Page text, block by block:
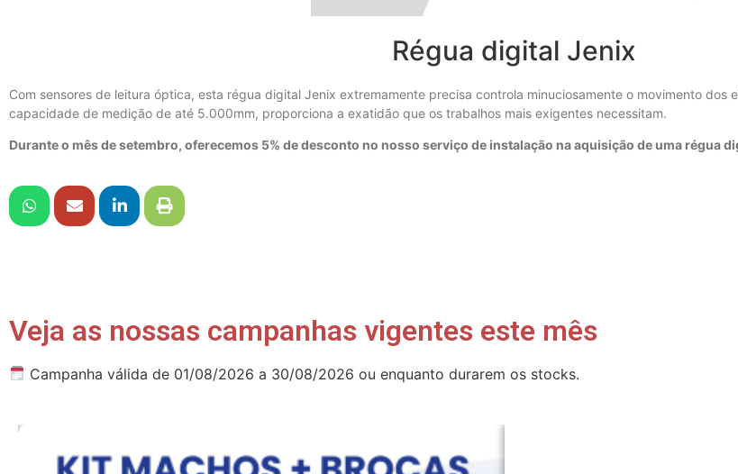
Régua digital Jenix
Com sensores de leitura óptica, esta régua digital Jenix extremamente precisa controla minuciosamente o movimento dos
capacidade de medição de até 5.000mm, proporciona a exatidão que os trabalhos mais exigentes necessitam.
Durante o mês de setembro, oferecemos 5% de desconto no nosso serviço de instalação na aquisição de uma régua
Veja as nossas campanhas vigentes este mês
Campanha válida de 01/08/2026 a 30/08/2026 ou enquanto durarem os stocks.